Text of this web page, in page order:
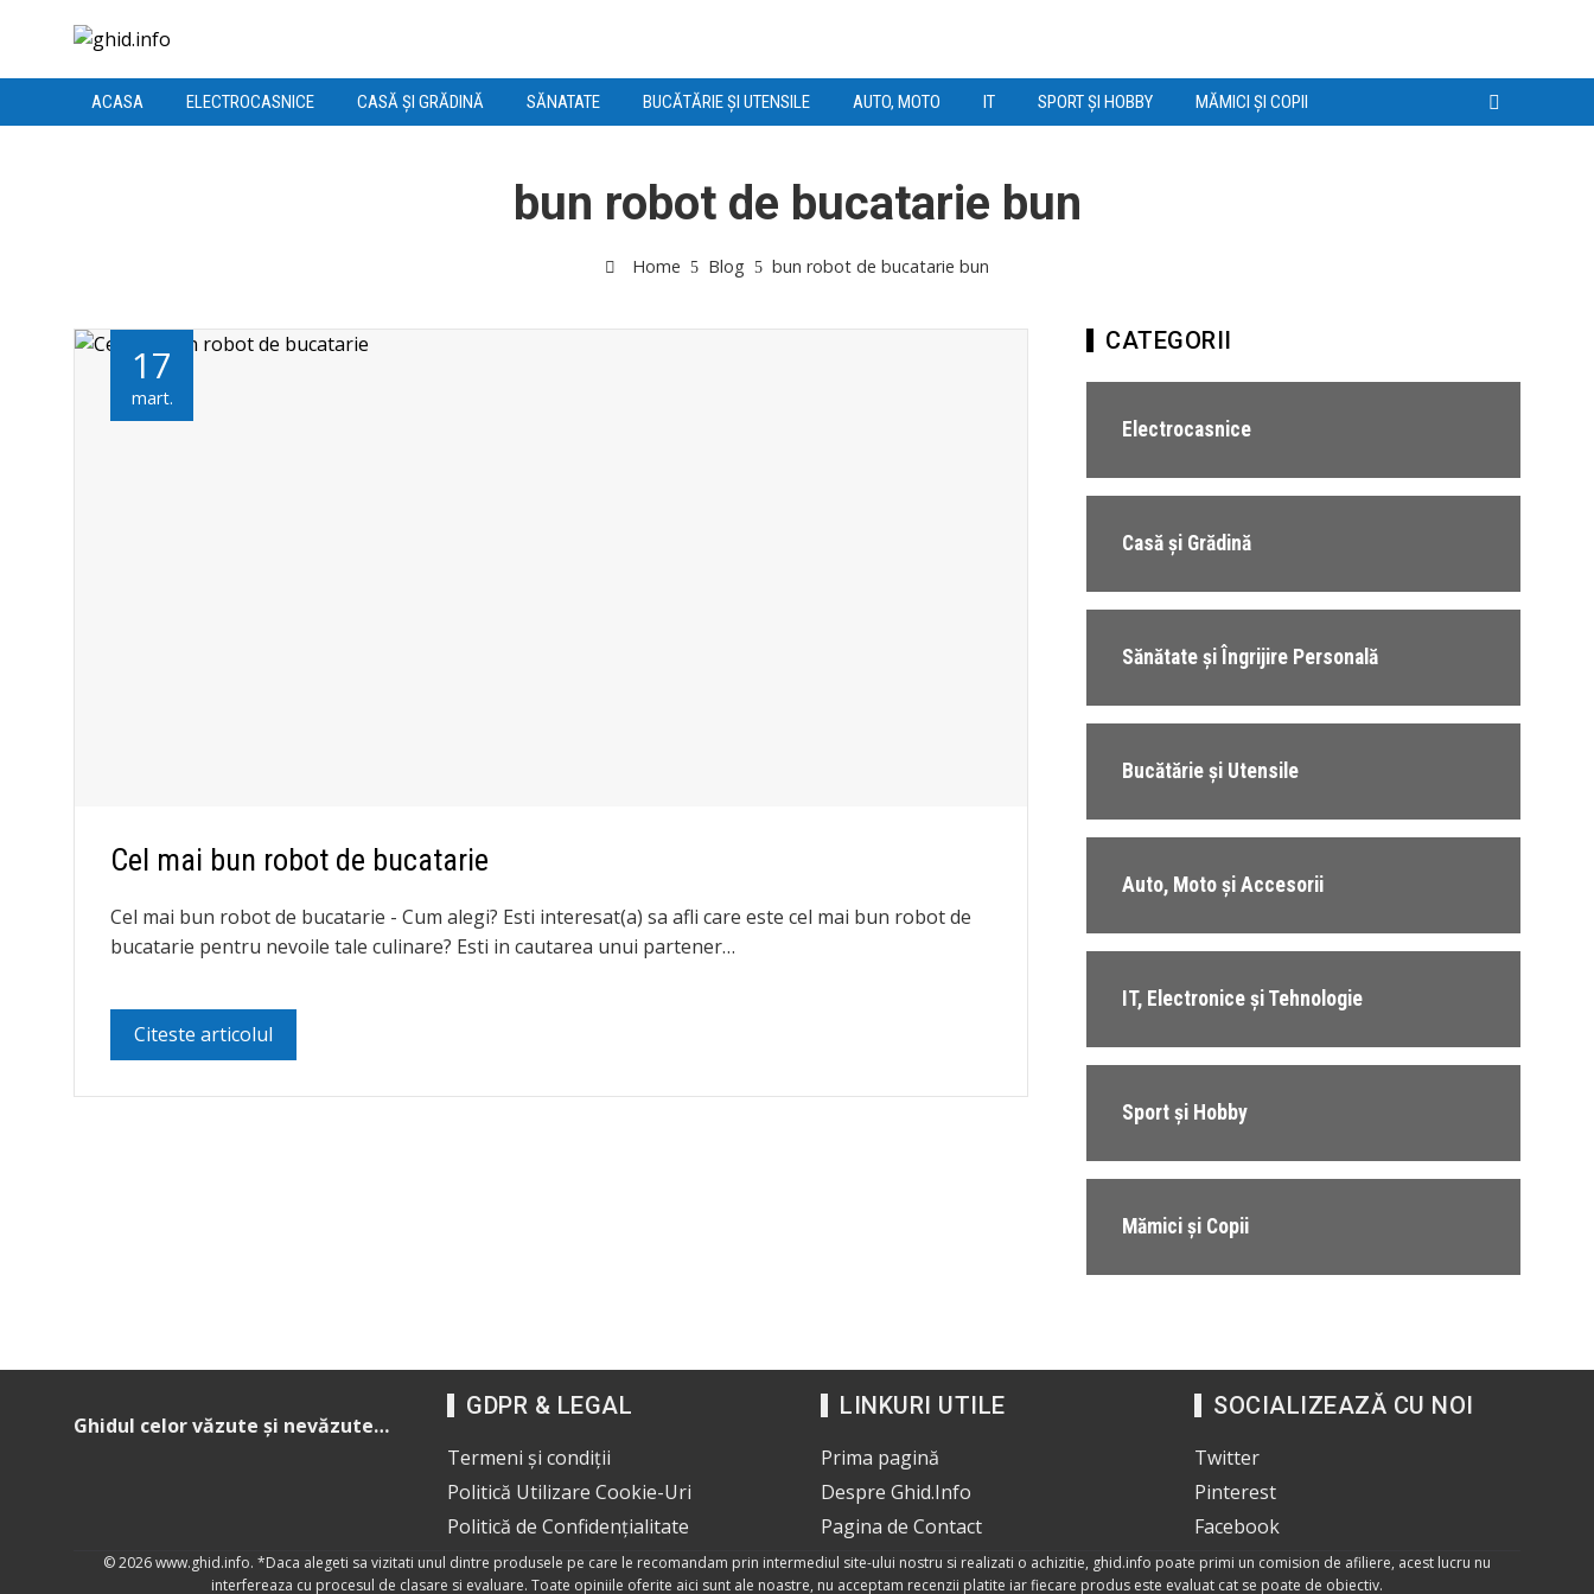
ACASA ELECTROCASNICE CASĂ ȘI GRĂDINĂ SĂNATATE BUCĂTĂRIE ȘI UTENSILE AUTO, MOTO IT SPORT ȘI HOBBY MĂMICI ȘI COPII
bun robot de bucatarie bun
Home Blog bun robot de bucatarie bun
17
mart.
Cel mai bun robot de bucatarie
Cel mai bun robot de bucatarie - Cum alegi? Esti interesat(a) sa afli care este cel mai bun robot de
bucatarie pentru nevoile tale culinare? Esti in cautarea unui partener…
Citeste articolul
CATEGORII
Electrocasnice
Casă și Grădină
Sănătate și Îngrijire Personală
Bucătărie și Utensile
Auto, Moto și Accesorii
IT, Electronice și Tehnologie
Sport și Hobby
Mămici și Copii
Ghidul celor văzute și nevăzute…
GDPR & LEGAL
Termeni și condiții
Politică Utilizare Cookie-Uri
Politică de Confidențialitate
LINKURI UTILE
Prima pagină
Despre Ghid.Info
Pagina de Contact
SOCIALIZEAZĂ CU NOI
Twitter
Pinterest
Facebook
© 2026www.ghid.info. *Daca alegeti sa vizitati unul dintre produsele pe care le recomandam prin intermediul site-ului nostru si realizati o achizitie, ghid.info poate primi un comision de afiliere, acest lucru nu
interfereaza cu procesul de clasare si evaluare. Toate opiniile oferite aici sunt ale noastre, nu acceptam recenzii platite iar fiecare produs este evaluat cat se poate de obiectiv.